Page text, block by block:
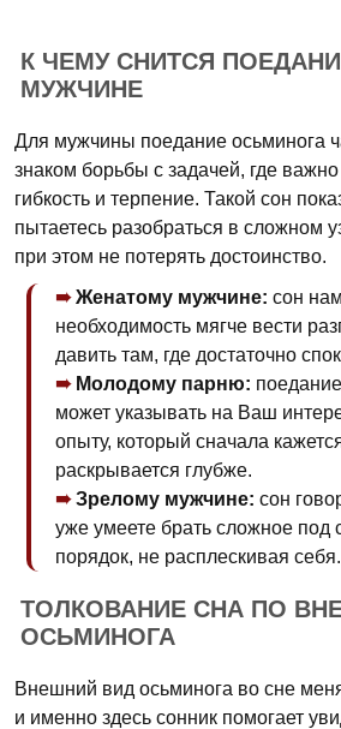
К ЧЕМУ СНИТСЯ
МУЖЧИНЕ
Для мужчины поедание осьминога
знаком борьбы с задачей, где
гибкость и терпение. Такой сон
пытаетесь разобраться в сложном
при этом не потерять достоинство.
Женатому мужчине: сон
необходимость мягче вести
давить там, где достаточно
Молодому парню:
может указывать на Ваш
опыту, который сначала
раскрывается глубже.
Зрелому мужчине: сон
уже умеете брать сложное под
порядок, не расплескивая себя.
ТОЛКОВАНИЕ СНА ПО
ОСЬМИНОГА
Внешний вид осьминога во сне
и именно здесь сонник помогает